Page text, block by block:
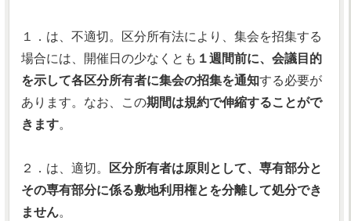
１．は、不適切。区分所有法により、集会を招集する
場合には、開催日の少なくとも １週間前に、会議目的
を示して各区分所有者に集会の招集を通知する必要が
あります。なお、この期間は規約で伸縮することがで
きます。
２．は、適切。
区分所有者は原則として、専有部分と
その専有部分に係る敷地利用権とを分離して処分でき
ません。